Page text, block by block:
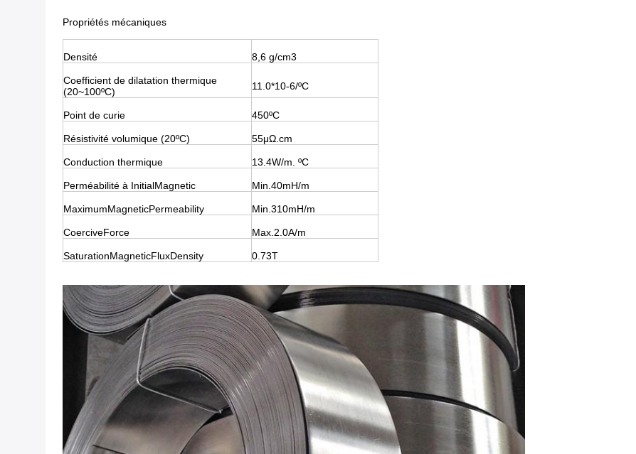
Propriétés mécaniques
Densité 8,6 g/cm3
Coefficient de dilatation thermique
(20~100ºC)
11.0*10-6/ºC
Point de curie 450ºC
Résistivité volumique (20ºC) 55μΩ.cm
Conduction thermique 13.4W/m. ºC
Perméabilité à InitialMagnetic Min.40mH/m
MaximumMagneticPermeability Min.310mH/m
CoerciveForce Max.2.0A/m
SaturationMagneticFluxDensity 0.73T